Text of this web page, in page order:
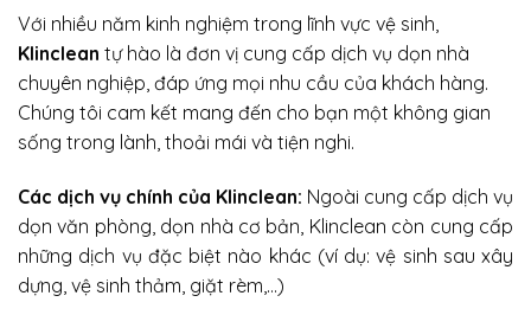
Với nhiều năm kinh nghiệm trong lĩnh vực vệ sinh,
Klinclean tự hào là đơn vị cung cấp dịch vụ dọn nhà
chuyên nghiệp, đáp ứng mọi nhu cầu của khách hàng.
Chúng tôi cam kết mang đến cho bạn một không gian
sống trong lành, thoải mái và tiện nghi.
Các dịch vụ chính của Klinclean: Ngoài cung cấp dịch vụ
dọn văn phòng, dọn nhà cơ bản, Klinclean còn cung cấp
những dịch vụ đặc biệt nào khác (ví dụ: vệ sinh sau xây
dựng, vệ sinh thảm, giặt rèm,…)